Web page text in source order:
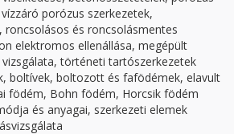
porózus szerkezetek,
roncsolásos és roncsolásmentes
elektromos ellenállása, megépült
történeti tartószerkezetek
boltívek, boltozott és fafödémek, elavult
födém, Bohn födém, Horcsik födém
és anyagai, szerkezeti elemek